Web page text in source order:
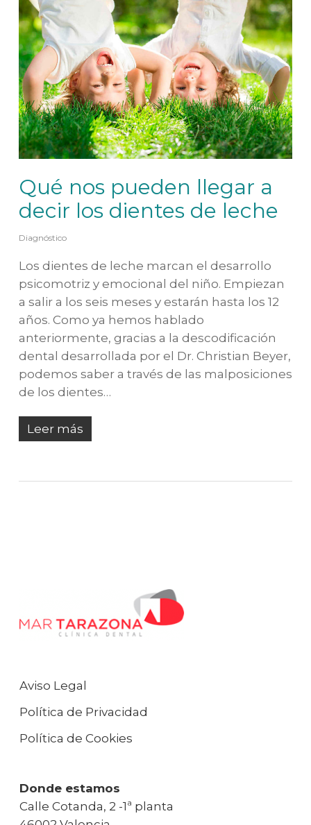
Qué nos pueden llegar a
decir los dientes de leche
Diagnóstico
Los dientes de leche marcan el desarrollo
psicomotriz y emocional del niño. Empiezan
a salir a los seis meses y estarán hasta los 12
años. Como ya hemos hablado
anteriormente, gracias a la descodificación
dental desarrollada por el Dr. Christian Beyer,
podemos saber a través de las malposiciones
de los dientes…
Leer más
Aviso Legal
Política de Privacidad
Política de Cookies
Donde estamos
Calle Cotanda, 2 -1ª planta